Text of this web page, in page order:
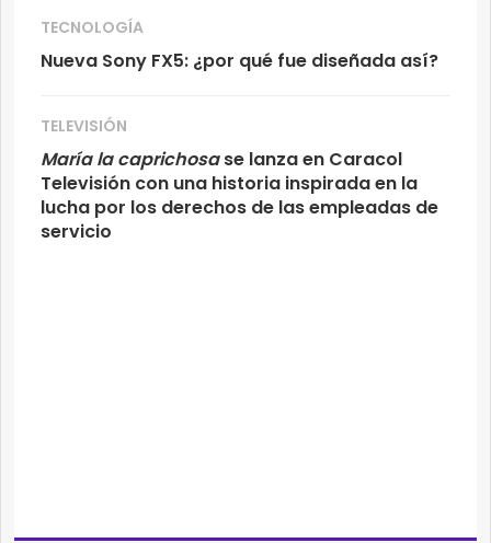
TECNOLOGÍA
Nueva Sony FX5: ¿por qué fue diseñada así?
TELEVISIÓN
María la caprichosase lanza en Caracol
Televisión con una historia inspirada en la
lucha por los derechos de las empleadas de
servicio